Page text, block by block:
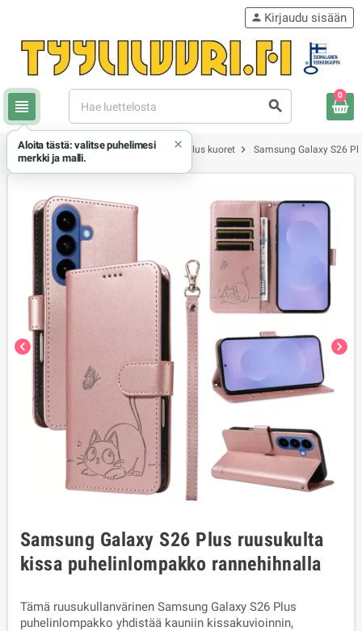
view_headline search
person Kirjaudu sisään
0
chevron_rightSamsung chevron_rightSamsung Galaxy S26 Plus kuoret chevron_right Samsung Galaxy S26
chevron_left chevron_right
Samsung Galaxy S26 Plus ruusukulta
kissa puhelinlompakko rannehihnalla
Tämä ruusukullanvärinen Samsung Galaxy S26 Plus
puhelinlompakko yhdistää kauniin kissakuvioinnin,
Aloita tästä: valitse puhelimesi
merkki ja malli.
×